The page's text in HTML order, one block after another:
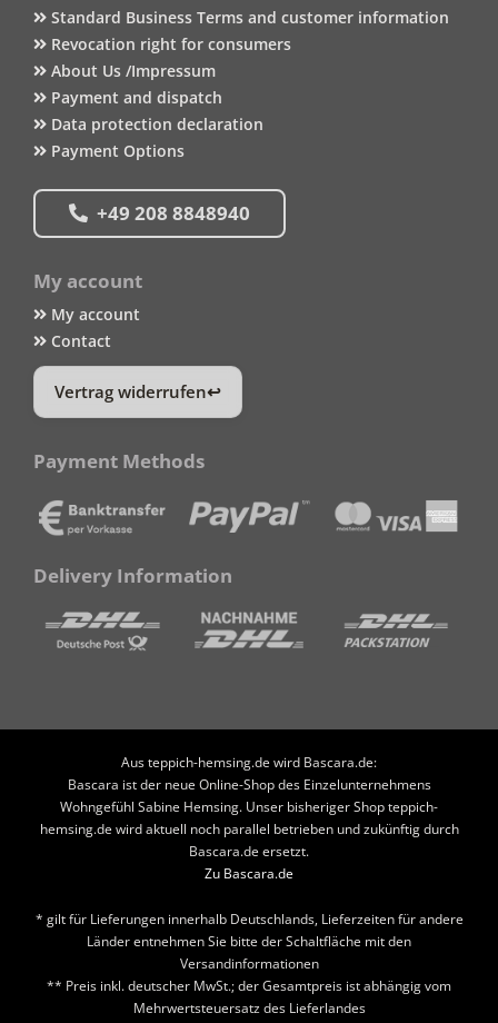
Standard Business Terms and customer information
Revocation right for consumers
About Us /Impressum
Payment and dispatch
Data protection declaration
Payment Options
+49 208 8848940
My account
My account
Contact
Vertrag widerrufen
Payment Methods
Delivery Information
Aus teppich-hemsing.de wird Bascara.de:
Bascara ist der neue Online-Shop des Einzelunternehmens
Wohngefühl Sabine Hemsing. Unser bisheriger Shop teppich-
hemsing.de wird aktuell noch parallel betrieben und zukünftig durch
Bascara.de ersetzt.
Zu Bascara.de
* gilt für Lieferungen innerhalb Deutschlands, Lieferzeiten für andere
Länder entnehmen Sie bitte der Schaltfläche mit den
Versandinformationen
** Preis inkl. deutscher MwSt.; der Gesamtpreis ist abhängig vom
Mehrwertsteuersatz des Lieferlandes